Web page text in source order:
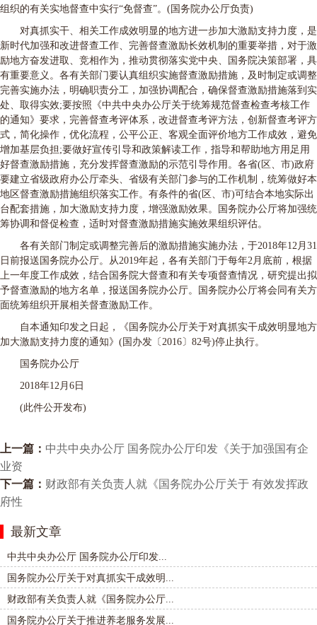
组织的有关实地督查中实行“免督查”。(国务院办公厅负责)
对真抓实干、相关工作成效明显的地方进一步加大激励支持力度，是
新时代加强和改进督查工作、完善督查激励长效机制的重要举措，对于激
励地方奋发进取、竞相作为，推动贯彻落实党中央、国务院决策部署，具
有重要意义。各有关部门要认真组织实施督查激励措施，及时制定或调整
完善实施办法，明确职责分工，加强协调配合，确保督查激励措施落到实
处、取得实效;要按照《中共中央办公厅关于统筹规范督查检查考核工作
的通知》要求，完善督查考评体系，改进督查考评方法，创新督查考评方
式，简化操作，优化流程，公平公正、客观全面评价地方工作成效，避免
增加基层负担;要做好宣传引导和政策解读工作，指导和帮助地方用足用
好督查激励措施，充分发挥督查激励的示范引导作用。各省(区、市)政府
要建立省级政府办公厅牵头、省级有关部门参与的工作机制，统筹做好本
地区督查激励措施组织落实工作。有条件的省(区、市)可结合本地实际出
台配套措施，加大激励支持力度，增强激励效果。国务院办公厅将加强统
筹协调和督促检查，适时对督查激励措施实施效果组织评估。
各有关部门制定或调整完善后的激励措施实施办法，于2018年12月31
日前报送国务院办公厅。从2019年起，各有关部门于每年2月底前，根据
上一年度工作成效，结合国务院大督查和有关专项督查情况，研究提出拟
予督查激励的地方名单，报送国务院办公厅。国务院办公厅将会同有关方
面统筹组织开展相关督查激励工作。
自本通知印发之日起，《国务院办公厅关于对真抓实干成效明显地方
加大激励支持力度的通知》(国办发〔2016〕82号)停止执行。
国务院办公厅
2018年12月6日
(此件公开发布)
上一篇： 中共中央办公厅 国务院办公厅印发《关于加强国有企
业资
下一篇： 财政部有关负责人就《国务院办公厅关于 有效发挥政
府性
最新文章
中共中央办公厅 国务院办公厅印发...
国务院办公厅关于对真抓实干成效明...
财政部有关负责人就《国务院办公厅...
国务院办公厅关于推进养老服务发展...